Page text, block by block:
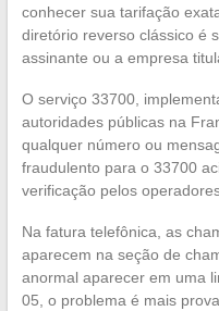
conhecer sua tarifação
diretório reverso clássico é
assinante ou a empresa
O serviço 33700,
autoridades públicas na
qualquer número ou
fraudulento para o 33700
verificação pelos
Na fatura telefônica, as
aparecem na seção de
anormal aparecer em uma
05, o problema é mais